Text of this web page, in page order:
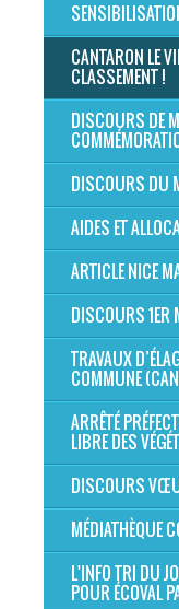
CANTARON LE
CLASSEMENT !
DISCOURS DE
DISCOURS DU
AIDES ET
ARTICLE NICE
DISCOURS 1ER
TRAVAUX
COMMUNE
ARRÊTÉ
LIBRE DES
DISCOURS
MÉDIATHÈQUE
L'INFO TRI DU
POUR ÉCOVAL